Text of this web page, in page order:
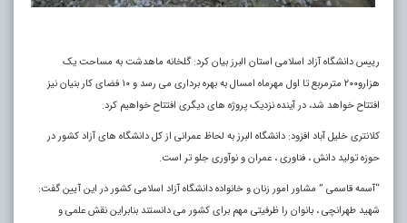
رییس دانشگاه آزاد اسلامی استان البرز بیان کرد: گلخانه ماهدشت به مساحت یک
هزارو۲۰۰ مترمربع تا اول مهرماه امسال به بهره برداری می رسد و ۱۰ فضای کار بنیان نیز
افتتاح خواهد شد، در آینده نزدیک پروژه های دیگری افتتاح خواهیم کرد.
کلانتری خلیل آباد افزود: دانشگاه البرز به لحاظ عمرانی از کل دانشگاه های آزاد کشور در
حوزه تولید دانش ، فناوری ، عمران و نوآوری جلو تر است.
“آسمه قاسمی ” مشاور امور زنان و خانواده دانشگاه آزاد اسلامی کشور در این آیین گفت:
شهید طهرانچی ، بانوان را ظرفیتی مهم برای کشور می دانستند بنابراین نقش علمی و